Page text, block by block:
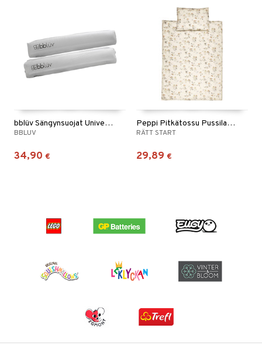
bblüv Sängynsuojat Universal
BBLUV
34,90 €
Peppi Pitkätossu Pussilakanasetti
RÄTT START
29,89 €